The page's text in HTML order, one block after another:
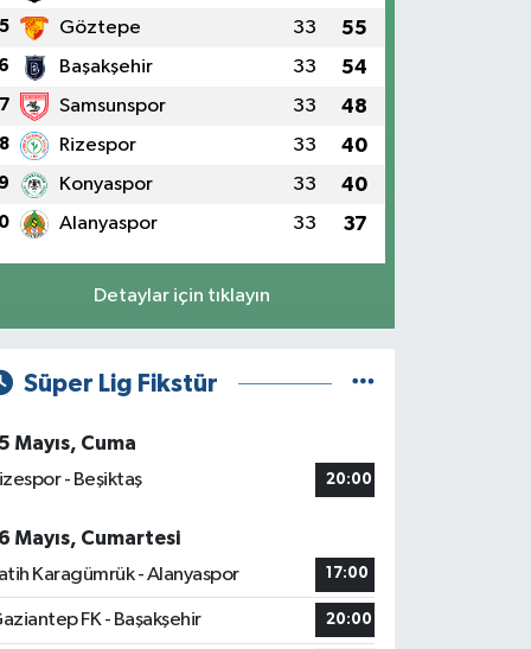
Hilmi Güler damgası: Asrın
5 Göztepe 33 55
6 Başakşehir 33 54
7 Samsunspor 33 48
8 Rizespor 33 40
9 Konyaspor 33 40
Alanyaspor 33 37
Detaylar için tıklayın
Süper Lig Fikstür
Mayıs, Cuma
- Beşiktaş
20:00
Mayıs, Cumartesi
Karagümrük - Alanyaspor
17:00
FK - Başakşehir 20:00